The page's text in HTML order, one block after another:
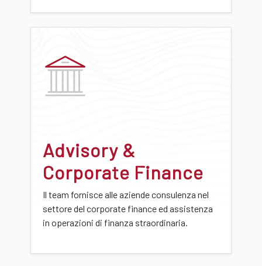
Advisory &
Corporate Finance
Il team fornisce alle aziende consulenza nel
settore del corporate finance ed assistenza
in operazioni di finanza straordinaria.